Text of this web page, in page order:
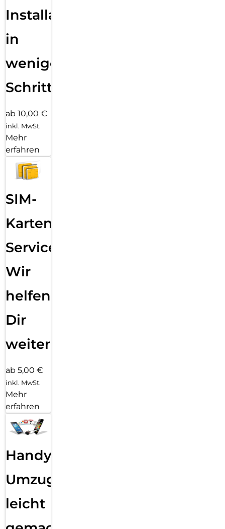
Installation
in
wenigen
Schritten
ab 10,00 €
inkl. MwSt.
Mehr
erfahren
SIM-
Karten
Service:
Wir
helfen
Dir
weiter
ab 5,00 €
inkl. MwSt.
Mehr
erfahren
Handy
Umzug
leicht